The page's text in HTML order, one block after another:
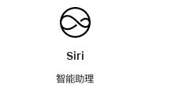
Siri
智能助理